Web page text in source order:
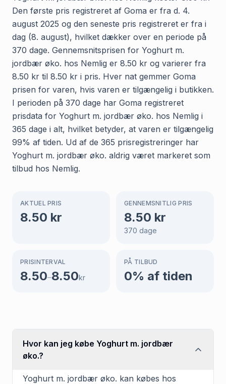
Den første pris registreret af Goma er fra d. 4.
august 2025 og den seneste pris registreret er fra i
dag (8. august), hvilket dækker over en periode på
370 dage. Gennemsnitsprisen for Yoghurt m.
jordbær øko. hos Nemlig er 8.50 kr og varierer fra
8.50 kr til 8.50 kr i pris. Hver nat gemmer Goma
prisen for varen, hvis varen er tilgængelig i butikken.
I perioden på 370 dage har Goma registreret
prisdata for Yoghurt m. jordbær øko. hos Nemlig i
365 dage i alt, hvilket betyder, at varen er tilgængelig
99% af tiden. Ud af de 365 prisregistreringer har
Yoghurt m. jordbær øko. aldrig været markeret som
tilbud hos Nemlig.
AKTUEL PRIS
8.50 kr
GENNEMSNITLIG PRIS
8.50 kr
370 dage
PRISINTERVAL
8.50–8.50kr
PÅ TILBUD
0% af tiden
Hvor kan jeg købe Yoghurt m. jordbær
øko.?
Yoghurt m. jordbær øko. kan købes hos